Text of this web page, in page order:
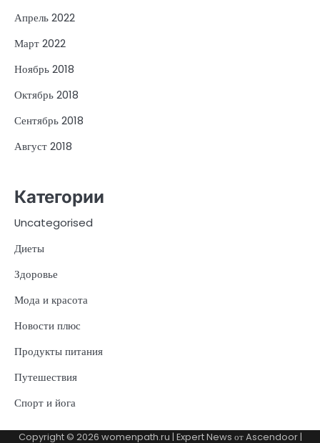
Апрель 2022
Март 2022
Ноябрь 2018
Октябрь 2018
Сентябрь 2018
Август 2018
Категории
Uncategorised
Диеты
Здоровье
Мода и красота
Новости плюс
Продукты питания
Путешествия
Спорт и йога
Copyright © 2026 womenpath.ru | Expert News отAscendoor|